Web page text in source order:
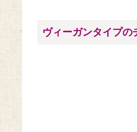
ヴィーガンタイプの